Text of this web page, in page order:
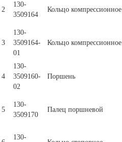
2
130-
3509164
Кольцо компрессионное
3
130-
3509164-
01
Кольцо компрессионное
4
130-
3509160-
02
Поршень
5
130-
3509170
Палец поршневой
130-